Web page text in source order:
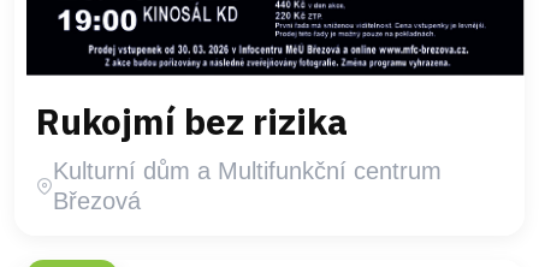
Rukojmí bez rizika
Kulturní dům a Multifunkční centrum
Březová